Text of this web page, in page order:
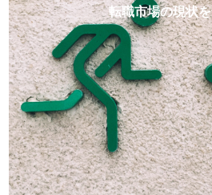
転職市場の現状